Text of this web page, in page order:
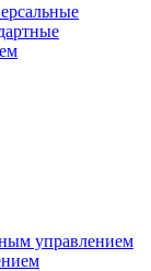
управлением